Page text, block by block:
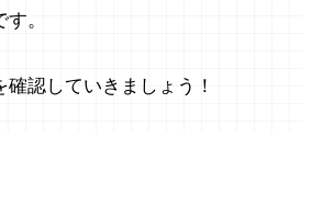
。
認していきましょう！